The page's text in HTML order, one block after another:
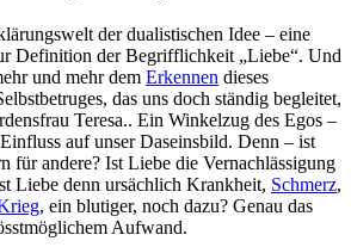
der dualistischen Idee – eine
Definition der Begrifflichkeit „Liebe“. Und
und mehr dem Erkennen dieses
das uns doch ständig begleitet,
Teresa.. Ein Winkelzug des Egos –
auf unser Daseinsbild. Denn – ist
für andere? Ist Liebe die Vernachlässigung
Liebe denn ursächlich Krankheit, Schmerz,
, ein blutiger, noch dazu? Genau das
Aufwand.